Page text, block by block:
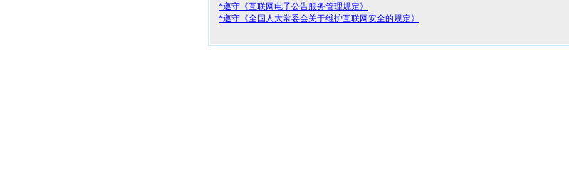
*遵守《互联网电子公告服务管理规定》
*遵守《全国人大常委会关于维护互联网安全的规定》